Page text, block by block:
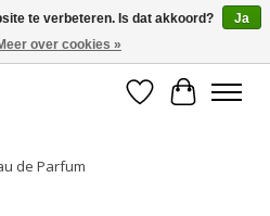
opzegbaar
Verlanglijst
de Parfum
te verbeteren. Is dat akkoord?
Ja
over cookies »